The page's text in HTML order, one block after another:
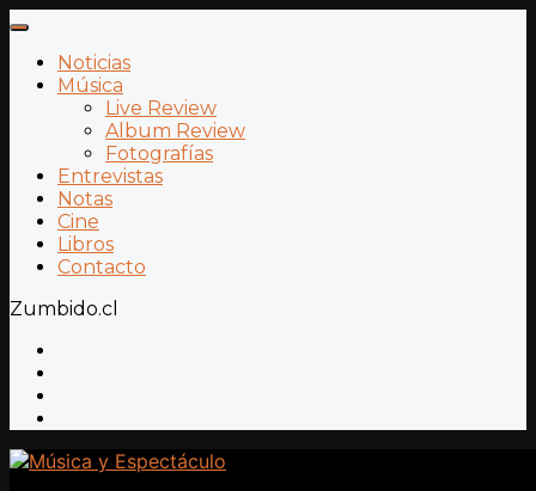
Noticias
Música
Live Review
Album Review
Fotografías
Entrevistas
Notas
Cine
Libros
Contacto
Zumbido.cl